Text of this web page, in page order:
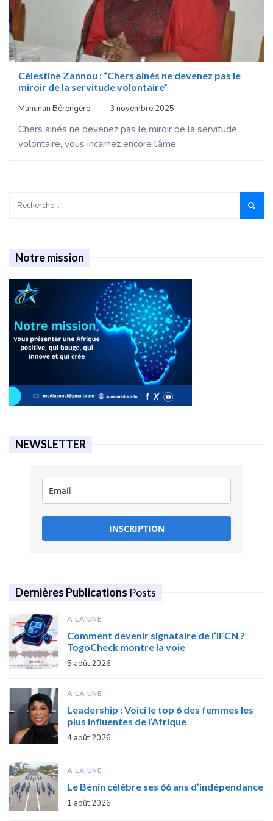
Célestine Zannou : “Chers ainés ne devenez pas le
miroir de la servitude volontaire”
Mahunan Bérengère 3 novembre 2025
Chers ainés ne devenez pas le miroir de la servitude
volontaire, vous incarnez encore l’âme
Notre mission
NEWSLETTER
INSCRIPTION
Dernières Publications Posts
A LA UNE
Comment devenir signataire de l’IFCN ?
TogoCheck montre la voie
5 août 2026
A LA UNE
Leadership : Voici le top 6 des femmes les
plus influentes de l’Afrique
4 août 2026
A LA UNE
Le Bénin célèbre ses 66 ans d’indépendance
1 août 2026